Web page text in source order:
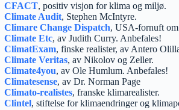
CFACT, positiv visjon for klima og miljø.
Climate Audit, Stephen McIntyre.
Climare Change Dispatch, USA-fornuft
Climate Etc, av Judith Curry. Anbefales!
ClimatExam, finske realister, av Antero
Climate Veritas, av Nikolov og Zeller.
Climate4you, av Ole Humlum. Anbefales!
Climatesense, av Dr. Norman Page
Climato-realistes, franske klimarealister.
Clintel, stiftelse for klimaendringer og